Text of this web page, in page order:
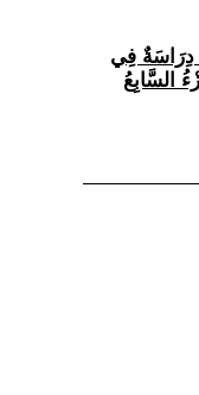
دِرَاسَةٌ فِي
السَّابِعُ